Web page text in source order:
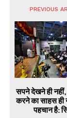
PREVIOUS
सपने देखने ही नहीं,
करने का साहस ही
पहचान है: